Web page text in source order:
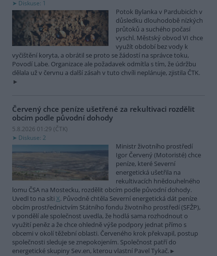
Diskuse: 1
Potok Bylanka v Pardubicích v
důsledku dlouhodobě nízkých
průtoků a suchého počasí
vyschl. Městský obvod VI chce
využít období bez vody k
vyčištění koryta, a obrátil se proto se žádostí na správce toku,
Povodí Labe. Organizace ale požadavek odmítla s tím, že údržbu
dělala už v červnu a další zásah v tuto chvíli neplánuje, zjistila ČTK.
Červený chce peníze ušetřené za rekultivaci rozdělit
obcím podle původní dohody
5.8.2026 01:29 (ČTK)
Diskuse: 2
Ministr životního prostředí
Igor Červený (Motoristé) chce
peníze, které Severní
energetická ušetřila na
rekultivacích hnědouhelného
lomu ČSA na Mostecku, rozdělit obcím podle původní dohody.
Uvedl to na síti X. Původně chtěla Severní energetická dát peníze
obcím prostřednictvím Státního fondu životního prostředí (SFŽP),
v pondělí ale společnost uvedla, že hodlá sama rozhodnout o
využití peněz a že chce ohledně výše podpory jednat přímo s
obcemi v okolí těžební oblasti. Červeného krok překvapil, postup
společnosti sleduje se znepokojením. Společnost patří do
energetické skupiny Sev.en, kterou vlastní Pavel Tykač.